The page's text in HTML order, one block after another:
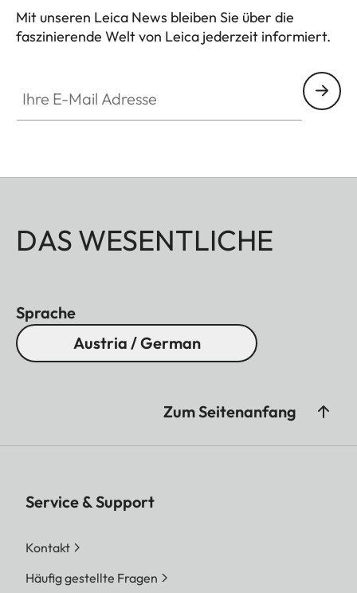
Mit unseren Leica News bleiben Sie über die
faszinierende Welt von Leica jederzeit informiert.
DAS WESENTLICHE
Sprache
Austria / German
Zum Seitenanfang
Service & Support
Kontakt
Häufig gestellte Fragen